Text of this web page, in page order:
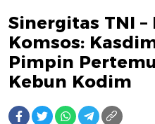
Sinergitas TNI
Komsos:
Pimpin
Kebun Kodim